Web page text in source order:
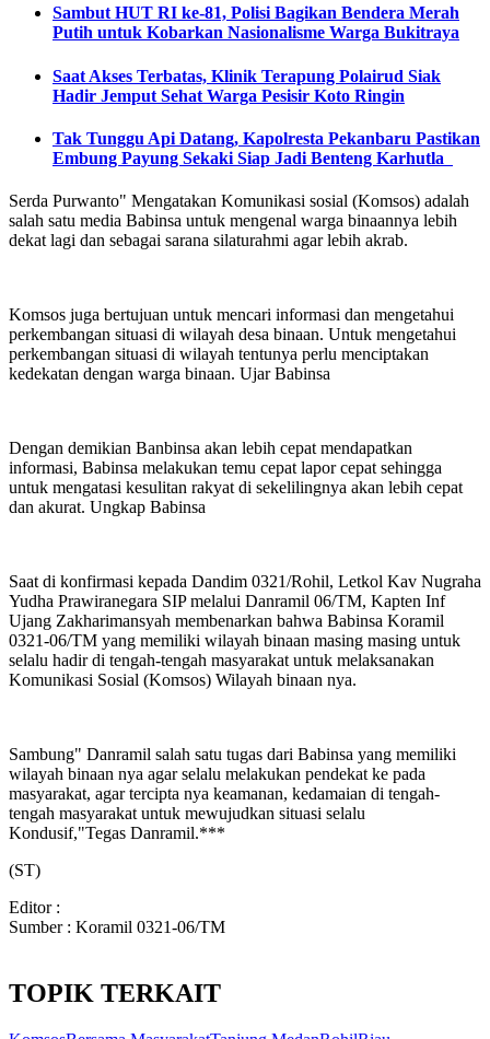
Sambut HUT RI ke-81, Polisi Bagikan Bendera Merah
Putih untuk Kobarkan Nasionalisme Warga Bukitraya
Saat Akses Terbatas, Klinik Terapung Polairud Siak
Hadir Jemput Sehat Warga Pesisir Koto Ringin
Tak Tunggu Api Datang, Kapolresta Pekanbaru Pastikan
Embung Payung Sekaki Siap Jadi Benteng Karhutla
Serda Purwanto" Mengatakan Komunikasi sosial (Komsos) adalah
salah satu media Babinsa untuk mengenal warga binaannya lebih
dekat lagi dan sebagai sarana silaturahmi agar lebih akrab.
Komsos juga bertujuan untuk mencari informasi dan mengetahui
perkembangan situasi di wilayah desa binaan. Untuk mengetahui
perkembangan situasi di wilayah tentunya perlu menciptakan
kedekatan dengan warga binaan. Ujar Babinsa
Dengan demikian Banbinsa akan lebih cepat mendapatkan
informasi, Babinsa melakukan temu cepat lapor cepat sehingga
untuk mengatasi kesulitan rakyat di sekelilingnya akan lebih cepat
dan akurat. Ungkap Babinsa
Saat di konfirmasi kepada Dandim 0321/Rohil, Letkol Kav Nugraha
Yudha Prawiranegara SIP melalui Danramil 06/TM, Kapten Inf
Ujang Zakharimansyah membenarkan bahwa Babinsa Koramil
0321-06/TM yang memiliki wilayah binaan masing masing untuk
selalu hadir di tengah-tengah masyarakat untuk melaksanakan
Komunikasi Sosial (Komsos) Wilayah binaan nya.
Sambung" Danramil salah satu tugas dari Babinsa yang memiliki
wilayah binaan nya agar selalu melakukan pendekat ke pada
masyarakat, agar tercipta nya keamanan, kedamaian di tengah-
tengah masyarakat untuk mewujudkan situasi selalu
Kondusif,"Tegas Danramil.***
(ST)
Editor :
Sumber : Koramil 0321-06/TM
TOPIK TERKAIT